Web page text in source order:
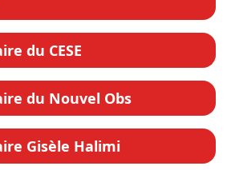
du CESE
du Nouvel Obs
Gisèle Halimi